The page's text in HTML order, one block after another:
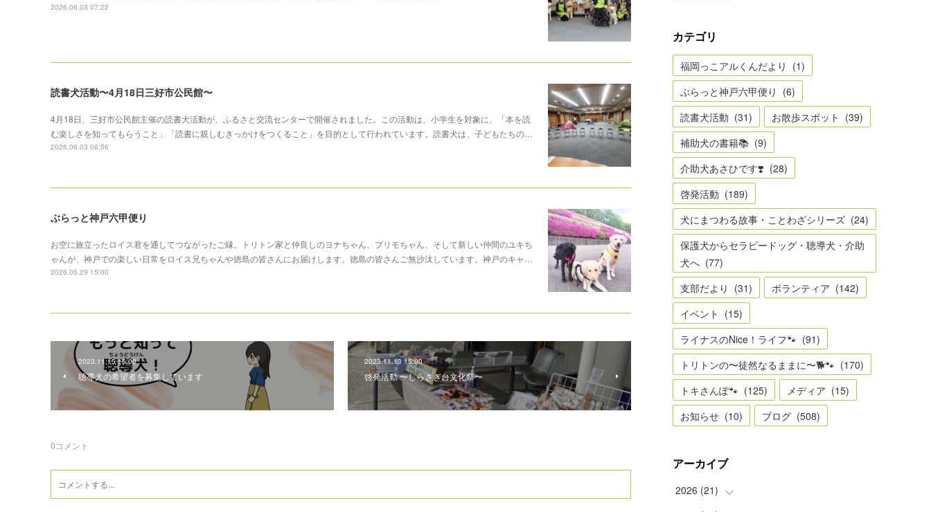
2026.06.03 07:22
読書犬活動〜4月18日三好市公民館〜
4月18日、三好市公民館主催の読書犬活動が、ふるさと交流センターで開催されました。この活動は、小学生を対象に、「本を読
む楽しさを知ってもらうこと」「読書に親しむきっかけをつくること」を目的として行われています。読書犬は、子どもたちの…
2026.06.03 06:56
ぶらっと神戸六甲便り
お空に旅立ったロイス君を通してつながったご縁。トリトン家と仲良しのヨナちゃん、プリモちゃん、そして新しい仲間のユキち
ゃんが、神戸での楽しい日常をロイス兄ちゃんや徳島の皆さんにお届けします。徳島の皆さんご無沙汰しています。神戸のキャ…
2026.05.29 15:00
2023.11.15 15:00
聴導犬の希望者を募集しています
2023.11.13 15:00
啓発活動 〜しらさぎ台文化祭〜
0コメント
カテゴリ
福岡っこアルくんだより (1)
ぶらっと神戸六甲便り (6)
読書犬活動 (31) お散歩スポット (39)
補助犬の書籍📚 (9)
介助犬あさひです❣️ (28)
啓発活動 (189)
犬にまつわる故事・ことわざシリーズ (24)
保護犬からセラピードッグ・聴導犬・介助
犬へ (77)
支部だより (31) ボランティア (142)
イベント (15)
ライナスのNice！ライフ🐾 (91)
トリトンの〜徒然なるままに〜🐕🐾 (170)
トキさんぽ🐾 (125) メディア (15)
お知らせ (10) ブログ (508)
アーカイブ
2026 (21)